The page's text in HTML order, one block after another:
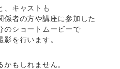
、キャストも
係者の方や講座に参加した
のショートムービーで
を行います。
もしれません。